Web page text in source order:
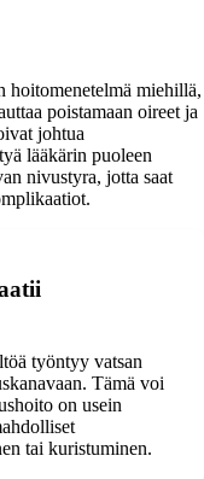
hoitomenetelmä miehillä,
poistamaan oireet ja
johtua
lääkärin puoleen
nivustyra, jotta saat
työntyy vatsan
Tämä voi
on usein
tai kuristuminen.